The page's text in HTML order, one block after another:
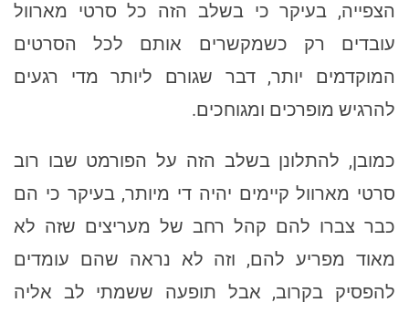
הצפייה, בעיקר כי בשלב הזה כל סרטי מארוול
עובדים רק כשמקשרים אותם לכל הסרטים
המוקדמים יותר, דבר שגורם ליותר מדי רגעים
להרגיש מופרכים ומגוחכים.
כמובן, להתלונן בשלב הזה על הפורמט שבו רוב
סרטי מארוול קיימים יהיה די מיותר, בעיקר כי הם
כבר צברו להם קהל רחב של מעריצים שזה לא
מאוד מפריע להם, וזה לא נראה שהם עומדים
להפסיק בקרוב, אבל תופעה ששמתי לב אליה